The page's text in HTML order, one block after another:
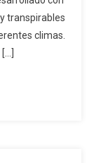
En
Ti'
Impermeables
Transpirables
transpirables
climas.